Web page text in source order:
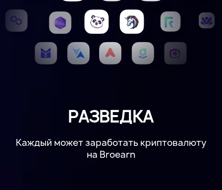
РАЗВЕДКА
Каждый может заработать криптовалюту
на Broearn